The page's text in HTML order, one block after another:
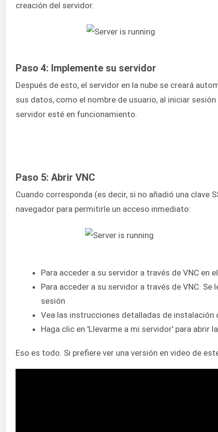
creación del servidor.
Paso 4: Implemente su servidor
Después de esto, el servidor en la nube se creará
sus datos, como el nombre de usuario, al iniciar
servidor esté en funcionamiento.
Paso 5: Abrir VNC
Cuando corresponda (es decir, si no añadió una clave
navegador para permitirle un acceso inmediato:
Para acceder a su servidor a través de VNC en
Para acceder a su servidor a través de VNC.
sesión
Vea las instrucciones detalladas de
Haga clic en 'Llevarme a mi servidor' para abrir
Eso es todo. Si prefiere ver una versión en video de